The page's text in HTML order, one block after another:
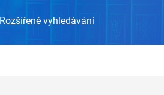
Rozšířené vyhledávání